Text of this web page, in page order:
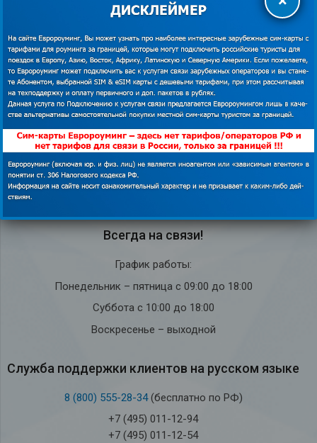
СПИСОК СТРАН
Описание тарифов
ПОДДЕРЖКА СИМ-КАРТ ЕВРОРОУМИНГ
Всегда на связи!
График работы:
Понедельник – пятница с 09:00 до 18:00
Суббота с 10:00 до 18:00
Воскресенье – выходной
Служба под­держки кли­ен­тов на рус­ском языке
8 (800) 555-28-34(бесплатно по РФ)
+7 (495) 011-12-94
+7 (495) 011-12-54